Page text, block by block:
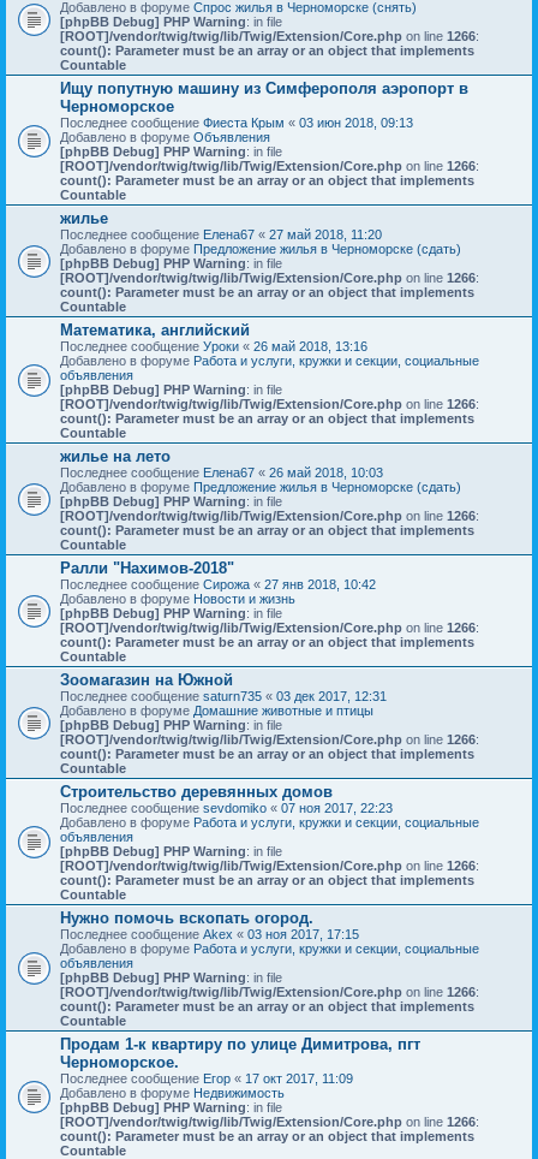
Добавлено в форуме Спрос жилья в Черноморске (снять)
[phpBB Debug] PHP Warning: in file
[ROOT]/vendor/twig/twig/lib/Twig/Extension/Core.php on line 1266:
count(): Parameter must be an array or an object that implements
Countable
Ищу попутную машину из Симферополя аэропорт в
Черноморское
Последнее сообщение Фиеста Крым « 03 июн 2018, 09:13
Добавлено в форуме Объявления
[phpBB Debug] PHP Warning: in file
[ROOT]/vendor/twig/twig/lib/Twig/Extension/Core.php on line 1266:
count(): Parameter must be an array or an object that implements
Countable
жилье
Последнее сообщение Елена67 « 27 май 2018, 11:20
Добавлено в форуме Предложение жилья в Черноморске (сдать)
[phpBB Debug] PHP Warning: in file
[ROOT]/vendor/twig/twig/lib/Twig/Extension/Core.php on line 1266:
count(): Parameter must be an array or an object that implements
Countable
Математика, английский
Последнее сообщение Уроки « 26 май 2018, 13:16
Добавлено в форуме Работа и услуги, кружки и секции, социальные
объявления
[phpBB Debug] PHP Warning: in file
[ROOT]/vendor/twig/twig/lib/Twig/Extension/Core.php on line 1266:
count(): Parameter must be an array or an object that implements
Countable
жилье на лето
Последнее сообщение Елена67 « 26 май 2018, 10:03
Добавлено в форуме Предложение жилья в Черноморске (сдать)
[phpBB Debug] PHP Warning: in file
[ROOT]/vendor/twig/twig/lib/Twig/Extension/Core.php on line 1266:
count(): Parameter must be an array or an object that implements
Countable
Ралли "Нахимов-2018"
Последнее сообщение Сирожа « 27 янв 2018, 10:42
Добавлено в форуме Новости и жизнь
[phpBB Debug] PHP Warning: in file
[ROOT]/vendor/twig/twig/lib/Twig/Extension/Core.php on line 1266:
count(): Parameter must be an array or an object that implements
Countable
Зоомагазин на Южной
Последнее сообщение saturn735 « 03 дек 2017, 12:31
Добавлено в форуме Домашние животные и птицы
[phpBB Debug] PHP Warning: in file
[ROOT]/vendor/twig/twig/lib/Twig/Extension/Core.php on line 1266:
count(): Parameter must be an array or an object that implements
Countable
Строительство деревянных домов
Последнее сообщение sevdomiko « 07 ноя 2017, 22:23
Добавлено в форуме Работа и услуги, кружки и секции, социальные
объявления
[phpBB Debug] PHP Warning: in file
[ROOT]/vendor/twig/twig/lib/Twig/Extension/Core.php on line 1266:
count(): Parameter must be an array or an object that implements
Countable
Нужно помочь вскопать огород.
Последнее сообщение Akex « 03 ноя 2017, 17:15
Добавлено в форуме Работа и услуги, кружки и секции, социальные
объявления
[phpBB Debug] PHP Warning: in file
[ROOT]/vendor/twig/twig/lib/Twig/Extension/Core.php on line 1266:
count(): Parameter must be an array or an object that implements
Countable
Продам 1-к квартиру по улице Димитрова, пгт
Черноморское.
Последнее сообщение Егор « 17 окт 2017, 11:09
Добавлено в форуме Недвижимость
[phpBB Debug] PHP Warning: in file
[ROOT]/vendor/twig/twig/lib/Twig/Extension/Core.php on line 1266:
count(): Parameter must be an array or an object that implements
Countable